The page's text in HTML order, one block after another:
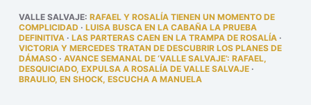
VALLE SALVAJE: RAFAEL Y ROSALÍA TIENEN UN MOMENTO DE
COMPLICIDAD · LUISA BUSCA EN LA CABAÑA LA PRUEBA
DEFINITIVA· LAS PARTERAS CAEN EN LA TRAMPA DE ROSALÍA·
VICTORIA Y MERCEDES TRATAN DE DESCUBRIR LOS PLANES DE
DÁMASO· AVANCE SEMANAL DE ‘VALLE SALVAJE’: RAFAEL,
DESQUICIADO, EXPULSA A ROSALÍA DE VALLE SALVAJE·
BRAULIO, EN SHOCK, ESCUCHA A MANUELA